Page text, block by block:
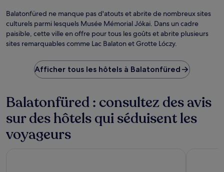
Balatonfüred ne manque pas d'atouts et abrite de nombreux sites
culturels parmi lesquels Musée Mémorial Jókai. Dans un cadre
paisible, cette ville en offre pour tous les goûts et abrite plusieurs
sites remarquables comme Lac Balaton et Grotte Lóczy.
Afficher tous les hôtels à Balatonfüred
Balatonfüred : consultez des avis
sur des hôtels qui séduisent les
voyageurs